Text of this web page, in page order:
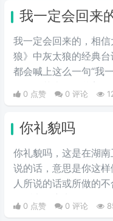
我一定会回来
我一定会回来的，相
狼》中灰太狼的经典
都会喊上这么一句“我
0 点赞 0 评论
你礼貌吗
你礼貌吗，这‌‌‌‌‌‌‌‌是在湖
说的话，意思是你这
人所说的话或所做的
时宜的回应。现多被用
0 点赞 0 评论